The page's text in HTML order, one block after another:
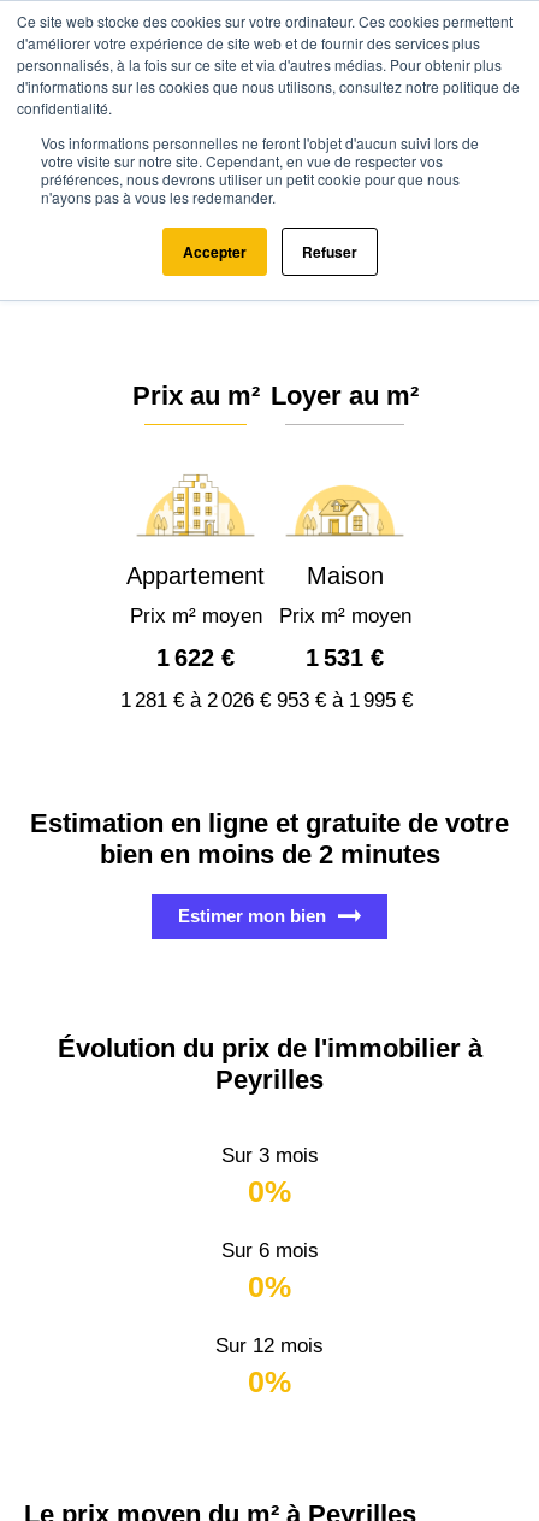
Ce site web stocke des cookies sur votre ordinateur. Ces cookies permettent
d'améliorer votre expérience de site web et de fournir des services plus
personnalisés, à la fois sur ce site et via d'autres médias. Pour obtenir plus
d'informations sur les cookies que nous utilisons, consultez notre politique de
confidentialité.
Vos informations personnelles ne feront l'objet d'aucun suivi lors de
votre visite sur notre site. Cependant, en vue de respecter vos
préférences, nous devrons utiliser un petit cookie pour que nous
n'ayons pas à vous les redemander.
Accepter Refuser
Agence.immo Prix immobilier Occitanie Lot Peyrilles (46310)
Estimation immobilière à Peyrilles
: Prix m² 2026
Prix au m²
Appartement
Prix m² moyen
1 622 €
1 281 € à 2 026 €
Loyer au m²
Maison
Prix m² moyen
1 531 €
953 € à 1 995 €
Estimation en ligne et gratuite de votre
bien en moins de 2 minutes
Estimer mon bien
Évolution du prix de l'immobilier à
Peyrilles
Sur 3 mois
0%
Sur 6 mois
0%
Sur 12 mois
0%
Le prix moyen du m² à Peyrilles